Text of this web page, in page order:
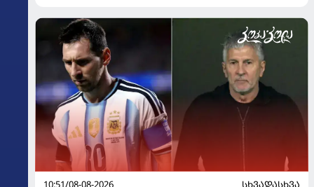
10:51/08-08-2026 ᲡᲮᲕᲐᲓᲐᲡᲮᲕᲐ